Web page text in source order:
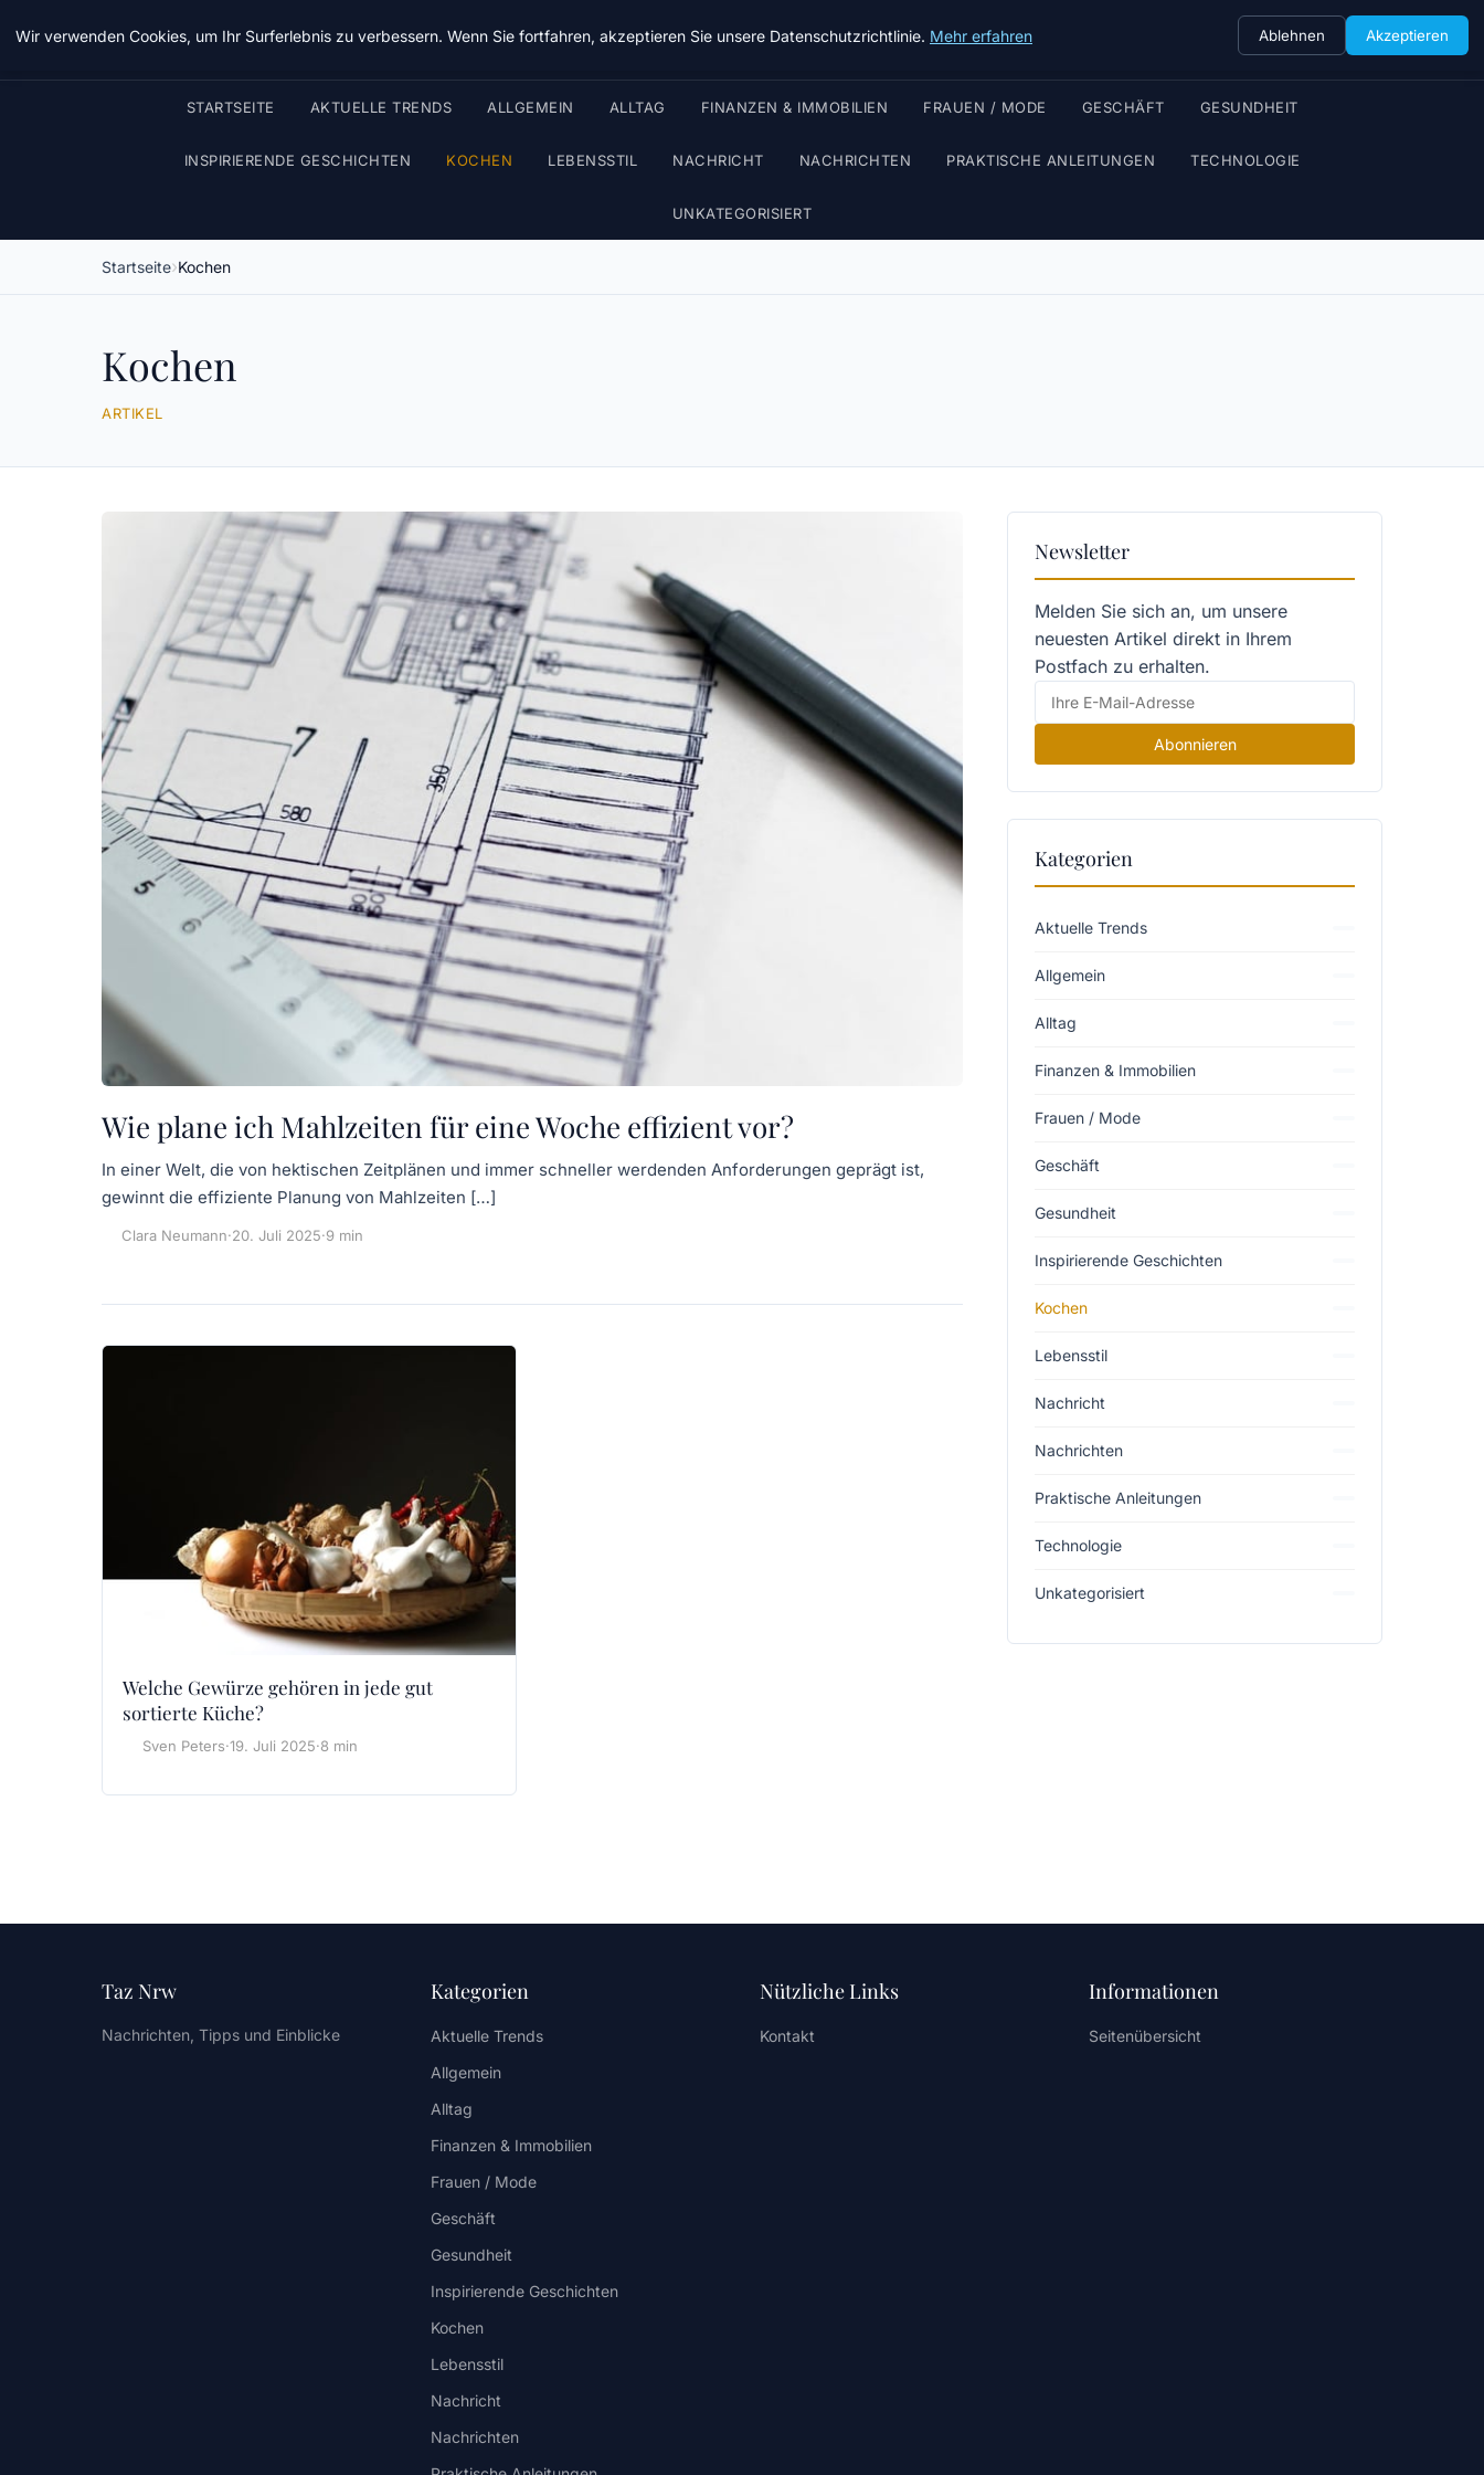
Taz Nrw
STARTSEITE AKTUELLE TRENDS ALLGEMEIN ALLTAG FINANZEN & IMMOBILIEN FRAUEN / MODE GESCHÄFT GESUNDHEIT
INSPIRIERENDE GESCHICHTEN KOCHEN LEBENSSTIL NACHRICHT NACHRICHTEN PRAKTISCHE ANLEITUNGEN TECHNOLOGIE
UNKATEGORISIERT
Startseite Kochen
Kochen
ARTIKEL
Wie plane ich Mahlzeiten für eine Woche effizient vor?
In einer Welt, die von hektischen Zeitplänen und immer schneller werdenden Anforderungen geprägt ist,
gewinnt die effiziente Planung von Mahlzeiten […]
Clara Neumann·20. Juli 2025·9 min
Welche Gewürze gehören in jede gut
sortierte Küche?
Sven Peters·19. Juli 2025·8 min
Newsletter
Melden Sie sich an, um unsere
neuesten Artikel direkt in Ihrem
Postfach zu erhalten.
Abonnieren
Kategorien
Aktuelle Trends
Allgemein
Alltag
Finanzen & Immobilien
Frauen / Mode
Geschäft
Gesundheit
Inspirierende Geschichten
Kochen
Lebensstil
Nachricht
Nachrichten
Praktische Anleitungen
Technologie
Unkategorisiert
Taz Nrw
Nachrichten, Tipps und Einblicke
Kategorien
Aktuelle Trends
Allgemein
Alltag
Finanzen & Immobilien
Frauen / Mode
Geschäft
Gesundheit
Inspirierende Geschichten
Kochen
Lebensstil
Nachricht
Nachrichten
Nützliche Links
Kontakt
Informationen
Seitenübersicht
Wir verwenden Cookies, um Ihr Surferlebnis zu verbessern. Wenn Sie fortfahren, akzeptieren Sie unsere Datenschutzrichtlinie. Mehr erfahren Ablehnen Akzeptieren